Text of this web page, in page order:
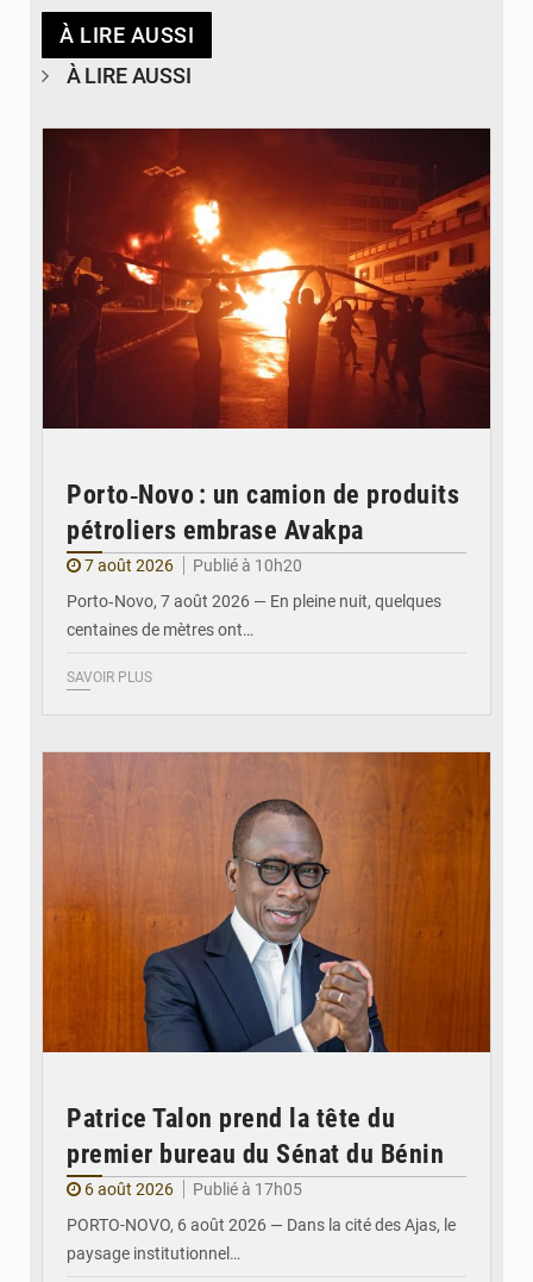
À LIRE AUSSI
À LIRE AUSSI
Porto‑Novo : un camion de produits
pétroliers embrase Avakpa
7 août 2026
Publié à 10h20
Porto‑Novo, 7 août 2026 — En pleine nuit, quelques
centaines de mètres ont…
SAVOIR PLUS
Patrice Talon prend la tête du
premier bureau du Sénat du Bénin
6 août 2026
Publié à 17h05
PORTO-NOVO, 6 août 2026 — Dans la cité des Ajas, le
paysage institutionnel…